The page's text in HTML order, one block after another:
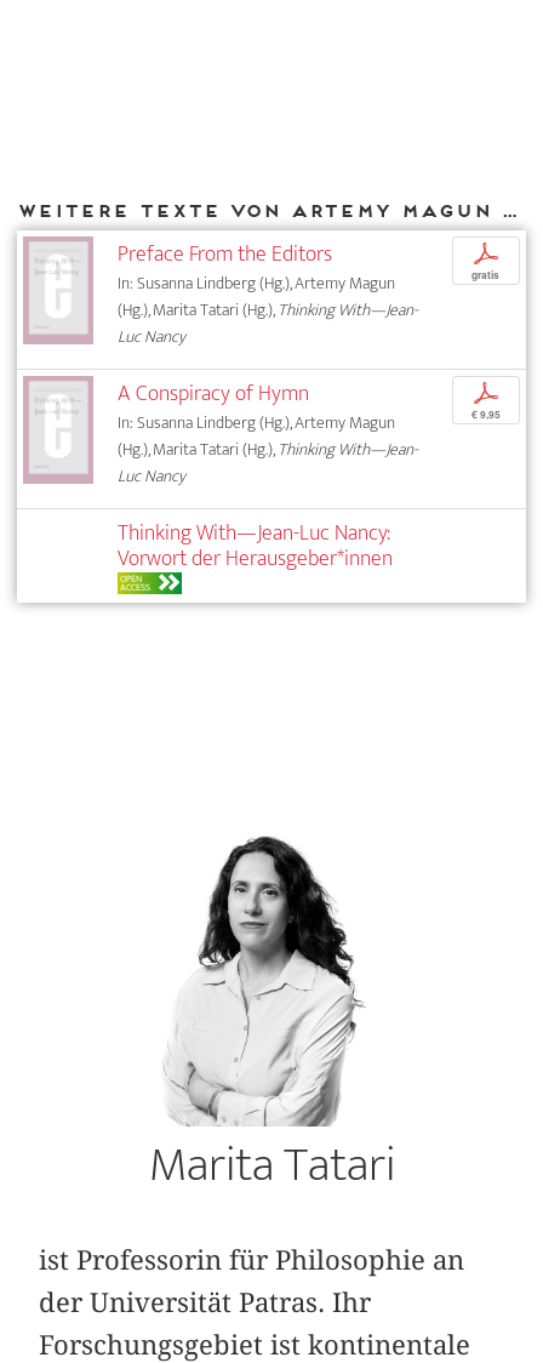
Weitere Texte von Artemy Magun bei DIAPHANES
Preface From the Editors
In: Susanna Lindberg (Hg.), Artemy Magun
(Hg.), Marita Tatari (Hg.),Thinking With—Jean-
Luc Nancy
p
gratis
A Conspiracy of Hymn
In: Susanna Lindberg (Hg.), Artemy Magun
(Hg.), Marita Tatari (Hg.),Thinking With—Jean-
Luc Nancy
p
€ 9,95
Thinking With—Jean-Luc Nancy:
Vorwort der Herausgeber*innen
OPEN
ACCESS
Marita Tatari
ist Professorin für Philosophie an
der Universität Patras. Ihr
Forschungsgebiet ist kontinentale